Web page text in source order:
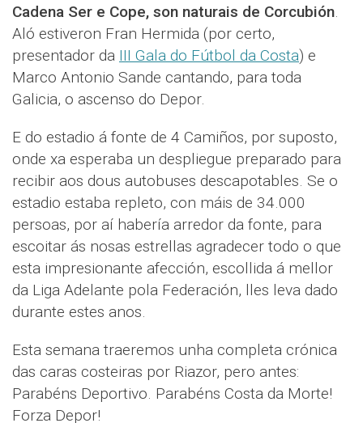
Cadena Ser e Cope, son naturais de Corcubión.
Aló estiveron Fran Hermida (por certo,
presentador da III Gala do Fútbol da Costa) e
Marco Antonio Sande cantando, para toda
Galicia, o ascenso do Depor.
E do estadio á fonte de 4 Camiños, por suposto,
onde xa esperaba un despliegue preparado para
recibir aos dous autobuses descapotables. Se o
estadio estaba repleto, con máis de 34.000
persoas, por aí habería arredor da fonte, para
escoitar ás nosas estrellas agradecer todo o que
esta impresionante afección, escollida á mellor
da Liga Adelante pola Federación, lles leva dado
durante estes anos.
Esta semana traeremos unha completa crónica
das caras costeiras por Riazor, pero antes:
Parabéns Deportivo. Parabéns Costa da Morte!
Forza Depor!